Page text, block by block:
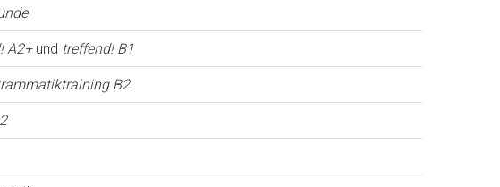
A2+und treffend! B1
B2